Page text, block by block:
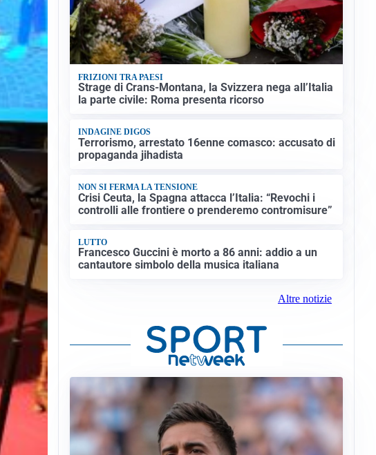
FRIZIONI TRA PAESI
Strage di Crans-Montana, la Svizzera nega all’Italia
la parte civile: Roma presenta ricorso
INDAGINE DIGOS
Terrorismo, arrestato 16enne comasco: accusato di
propaganda jihadista
NON SI FERMA LA TENSIONE
Crisi Ceuta, la Spagna attacca l’Italia: “Revochi i
controlli alle frontiere o prenderemo contromisure”
LUTTO
Francesco Guccini è morto a 86 anni: addio a un
cantautore simbolo della musica italiana
Altre notizie